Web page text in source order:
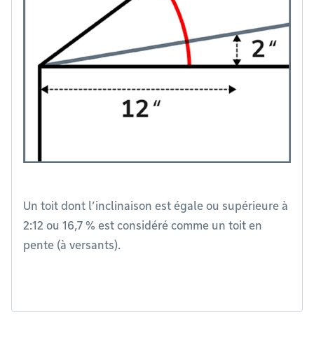
Un toit dont l’inclinaison est égale ou supérieure à
2:12 ou 16,7 % est considéré comme un toit en
pente (à versants).